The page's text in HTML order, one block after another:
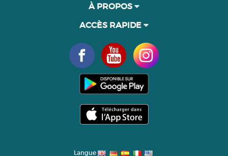
À PROPOS
ACCÈS RAPIDE
Langue